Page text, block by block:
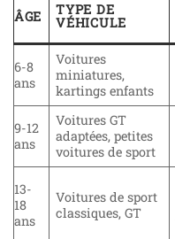
ÂGE TYPE DE
VÉHICULE
6-8
ans
Voitures
miniatures,
kartings enfants
9-12
ans
Voitures GT
adaptées, petites
voitures de sport
13-
18
ans
Voitures de sport
classiques, GT